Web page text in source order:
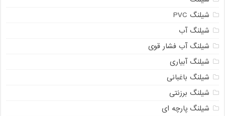
شیلنگ PVC
شیلنگ آب
شیلنگ آب فشار قوی
شیلنگ آبیاری
شیلنگ باغبانی
شیلنگ برزنتی
شیلنگ پارچه ای